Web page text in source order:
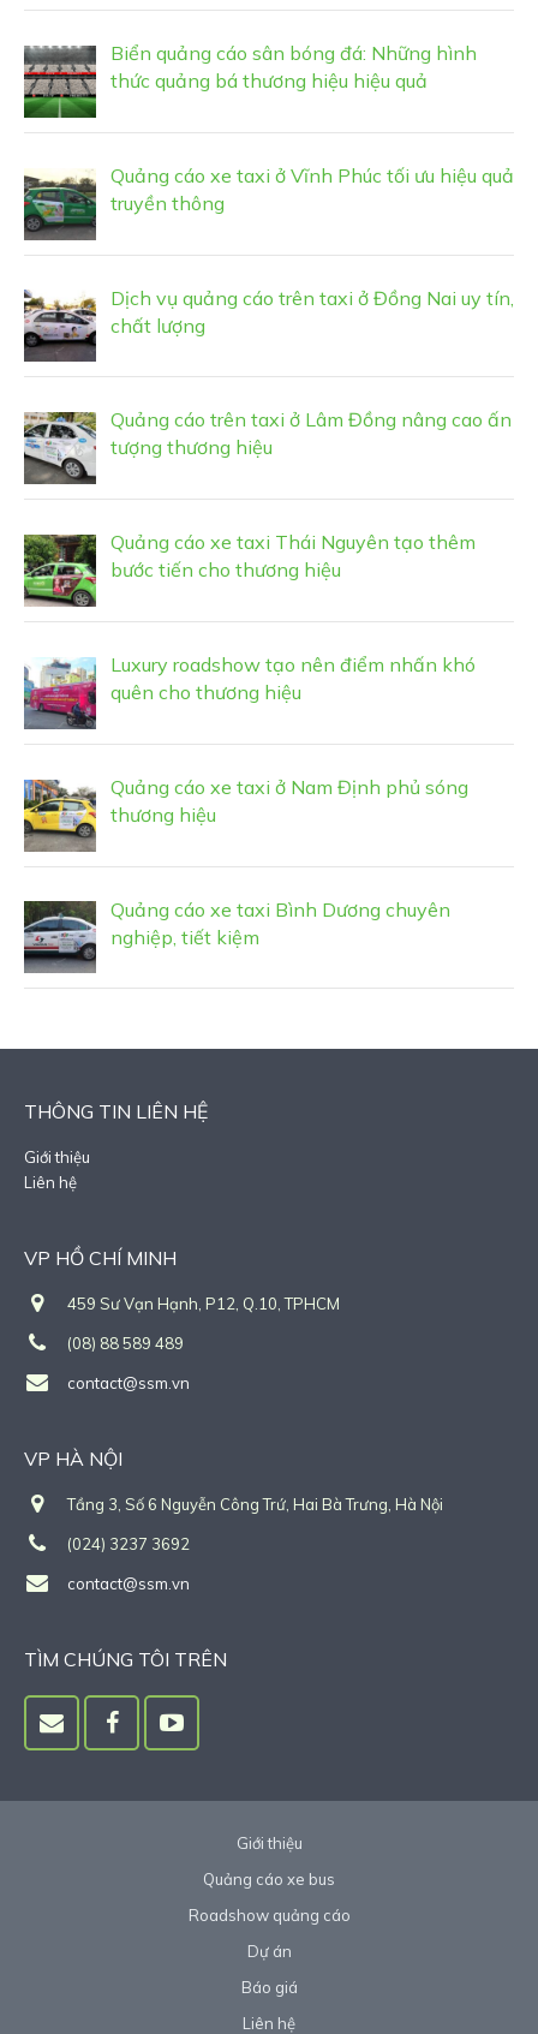
Biển quảng cáo sân bóng đá: Những hình
thức quảng bá thương hiệu hiệu quả
Quảng cáo xe taxi ở Vĩnh Phúc tối ưu hiệu quả
truyền thông
Dịch vụ quảng cáo trên taxi ở Đồng Nai uy tín,
chất lượng
Quảng cáo trên taxi ở Lâm Đồng nâng cao ấn
tượng thương hiệu
Quảng cáo xe taxi Thái Nguyên tạo thêm
bước tiến cho thương hiệu
Luxury roadshow tạo nên điểm nhấn khó
quên cho thương hiệu
Quảng cáo xe taxi ở Nam Định phủ sóng
thương hiệu
Quảng cáo xe taxi Bình Dương chuyên
nghiệp, tiết kiệm
THÔNG TIN LIÊN HỆ
Giới thiệu
Liên hệ
VP HỒ CHÍ MINH
459 Sư Vạn Hạnh, P12, Q.10, TPHCM
(08) 88 589 489
contact@ssm.vn
VP HÀ NỘI
Tầng 3, Số 6 Nguyễn Công Trứ, Hai Bà Trưng, Hà Nội
(024) 3237 3692
contact@ssm.vn
TÌM CHÚNG TÔI TRÊN
Giới thiệu
Quảng cáo xe bus
Roadshow quảng cáo
Dự án
Báo giá
Liên hệ